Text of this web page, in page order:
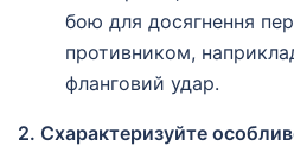
бою для досягнення
противником,
фланговий удар.
2. Схарактеризуйте